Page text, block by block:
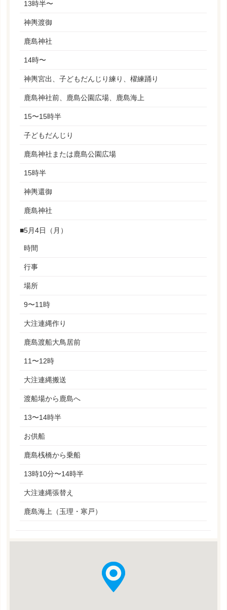
13時半〜
神輿渡御
鹿島神社
14時〜
神輿宮出、子どもだんじり練り、櫂練踊り
鹿島神社前、鹿島公園広場、鹿島海上
15〜15時半
子どもだんじり
鹿島神社または鹿島公園広場
15時半
神輿還御
鹿島神社
■5月4日（月）
時間
行事
場所
9〜11時
大注連縄作り
鹿島渡船大鳥居前
11〜12時
大注連縄搬送
渡船場から鹿島へ
13〜14時半
お供船
鹿島桟橋から乗船
13時10分〜14時半
大注連縄張替え
鹿島海上（玉理・寒戸）